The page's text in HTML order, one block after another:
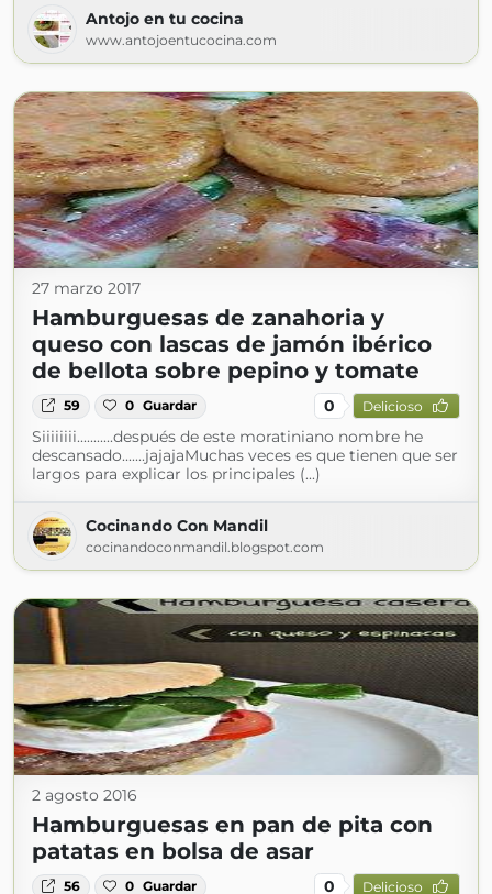
Antojo en tu cocina
www.antojoentucocina.com
27 marzo 2017
Hamburguesas de zanahoria y
queso con lascas de jamón ibérico
de bellota sobre pepino y tomate
59 0 Guardar 0 Delicioso
Siiiiiiii...........después de este moratiniano nombre he
descansado.......jajajaMuchas veces es que tienen que ser
largos para explicar los principales (...)
Cocinando Con Mandil
cocinandoconmandil.blogspot.com
2 agosto 2016
Hamburguesas en pan de pita con
patatas en bolsa de asar
56 0 Guardar 0 Delicioso